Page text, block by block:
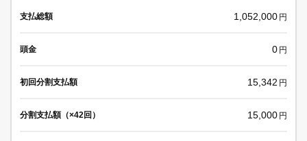
支払総額 1,052,000 円
頭金 0 円
初回分割支払額 15,342 円
分割支払額（×42回） 15,000 円